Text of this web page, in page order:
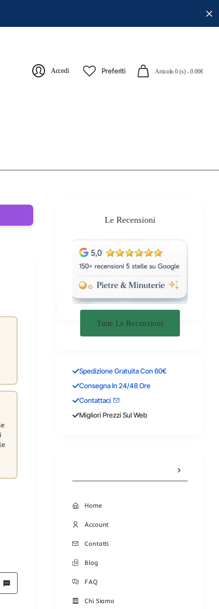
Accedi Preferiti Articolo 0 (s) - 0.00€
Le Recensioni
Tutte Le Recensioni
Spedizione Gratuita Con 60€
Consegna In 24/48 Ore
Contattaci
Migliori Prezzi Sul Web
Home
Account
Contatti
Blog
FAQ
Chi Siamo